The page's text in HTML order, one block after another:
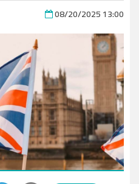
08/20/2025 13:00